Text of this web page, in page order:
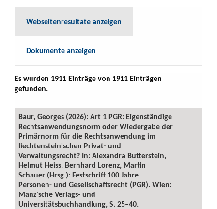
Webseitenresultate anzeigen
Dokumente anzeigen
Es wurden 1911 Einträge von 1911 Einträgen
gefunden.
Baur, Georges (2026): Art 1 PGR: Eigenständige
Rechtsanwendungsnorm oder Wiedergabe der
Primärnorm für die Rechtsanwendung im
liechtensteinischen Privat- und
Verwaltungsrecht? In: Alexandra Butterstein,
Helmut Heiss, Bernhard Lorenz, Martin
Schauer (Hrsg.): Festschrift 100 Jahre
Personen- und Gesellschaftsrecht (PGR). Wien:
Manz'sche Verlags- und
Universitätsbuchhandlung, S. 25–40.